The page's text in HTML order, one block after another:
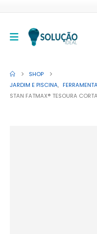
SHOP
JARDIM E PISCINA,
STAN FATMAX® TESOURA